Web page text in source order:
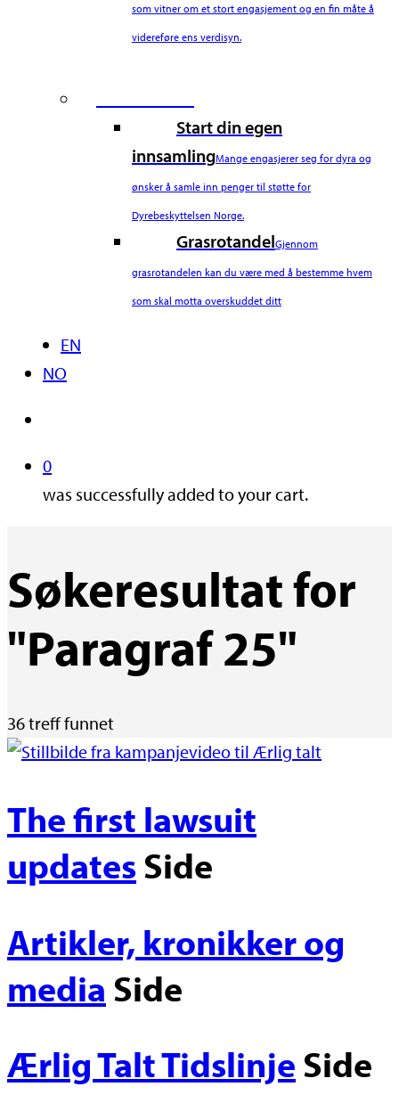
som vitner om et stort engasjement og en fin måte å
videreføre ens verdisyn.
Start din egen
innsamlingMange engasjerer seg for dyra og
ønsker å samle inn penger til støtte for
Dyrebeskyttelsen Norge.
GrasrotandelGjennom
grasrotandelen kan du være med å bestemme hvem
som skal motta overskuddet ditt
EN
NO
0
was successfully added to your cart.
Søkeresultat for
"Paragraf 25"
36 treff funnet
The first lawsuit
updatesSide
Artikler, kronikker og
media Side
Ærlig Talt TidslinjeSide